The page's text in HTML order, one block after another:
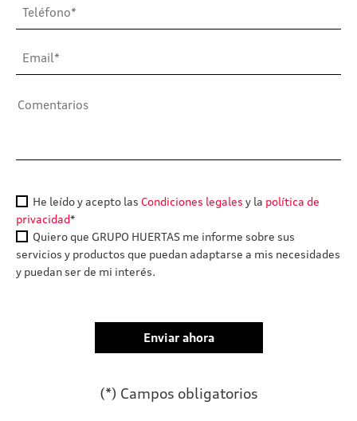
He leído y acepto las Condiciones legales y la política de
privacidad*
Quiero que GRUPO HUERTAS me informe sobre sus
servicios y productos que puedan adaptarse a mis necesidades
y puedan ser de mi interés.
(*) Campos obligatorios